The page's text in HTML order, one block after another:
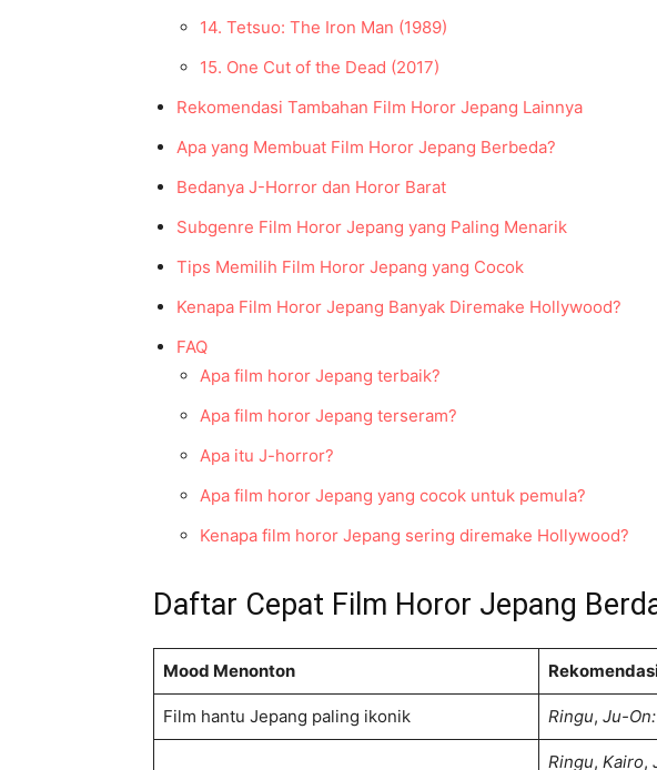
14. Tetsuo: The Iron Man (1989)
15. One Cut of the Dead (2017)
Rekomendasi Tambahan Film Horor Jepang Lainnya
Apa yang Membuat Film Horor Jepang Berbeda?
Bedanya J-Horror dan Horor Barat
Subgenre Film Horor Jepang yang Paling Menarik
Tips Memilih Film Horor Jepang yang Cocok
Kenapa Film Horor Jepang Banyak Diremake Hollywood?
FAQ
Apa film horor Jepang terbaik?
Apa film horor Jepang terseram?
Apa itu J-horror?
Apa film horor Jepang yang cocok untuk pemula?
Kenapa film horor Jepang sering diremake Hollywood?
Daftar Cepat Film Horor Jepang
Mood Menonton
Film hantu Jepang paling ikonik Ringu, Ju-
Ringu, Kairo,